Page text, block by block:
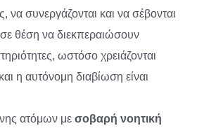
να συνεργάζονται και να σέβονται
θέση να διεκπεραιώσουν
ωστόσο χρειάζονται
η αυτόνομη διαβίωση είναι
ατόμων μεσοβαρή νοητική